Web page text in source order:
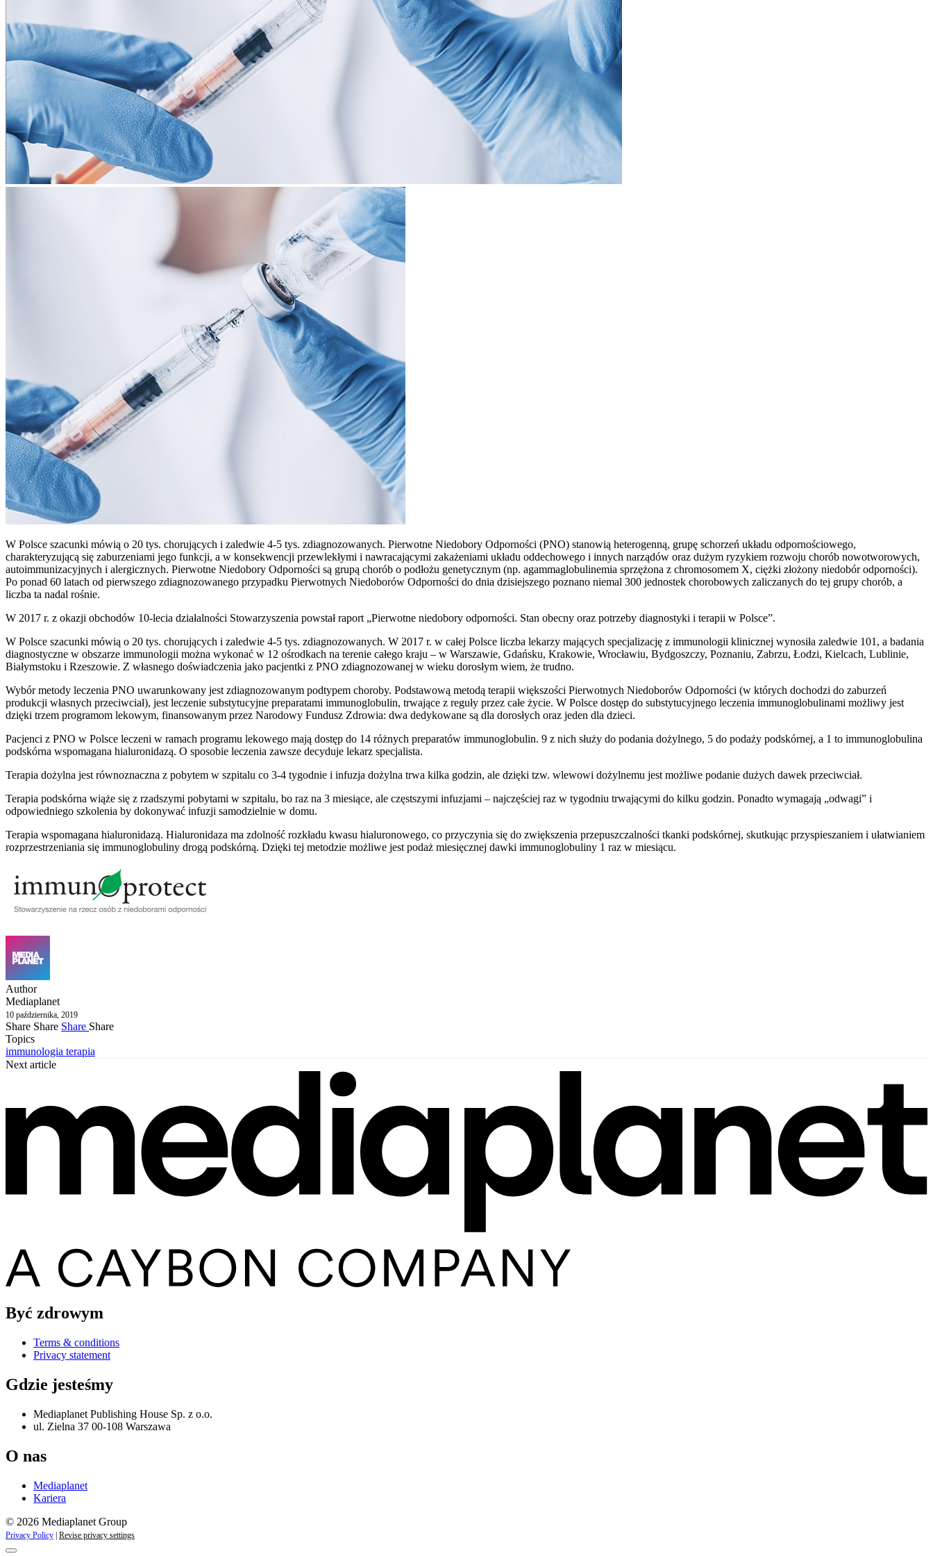
W Polsce szacunki mówią o 20 tys. chorujących i zaledwie 4-5 tys. zdiagnozowanych. Pierwotne Niedobory Odporności (PNO) stanowią heterogenną, grupę schorzeń układu odpornościowego,
charakteryzującą się zaburzeniami jego funkcji, a w konsekwencji przewlekłymi i nawracającymi zakażeniami układu oddechowego i innych narządów oraz dużym ryzykiem rozwoju chorób nowotworowych,
autoimmunizacyjnych i alergicznych. Pierwotne Niedobory Odporności są grupą chorób o podłożu genetycznym (np. agammaglobulinemia sprzężona z chromosomem X, ciężki złożony niedobór odporności).
Po ponad 60 latach od pierwszego zdiagnozowanego przypadku Pierwotnych Niedoborów Odporności do dnia dzisiejszego poznano niemal 300 jednostek chorobowych zaliczanych do tej grupy chorób, a
liczba ta nadal rośnie.
W 2017 r. z okazji obchodów 10-lecia działalności Stowarzyszenia powstał raport „Pierwotne niedobory odporności. Stan obecny oraz potrzeby diagnostyki i terapii w Polsce”.
W Polsce szacunki mówią o 20 tys. chorujących i zaledwie 4-5 tys. zdiagnozowanych. W 2017 r. w całej Polsce liczba lekarzy mających specjalizację z immunologii klinicznej wynosiła zaledwie 101, a badania
diagnostyczne w obszarze immunologii można wykonać w 12 ośrodkach na terenie całego kraju – w Warszawie, Gdańsku, Krakowie, Wrocławiu, Bydgoszczy, Poznaniu, Zabrzu, Łodzi, Kielcach, Lublinie,
Białymstoku i Rzeszowie. Z własnego doświadczenia jako pacjentki z PNO zdiagnozowanej w wieku dorosłym wiem, że trudno.
Wybór metody leczenia PNO uwarunkowany jest zdiagnozowanym podtypem choroby. Podstawową metodą terapii większości Pierwotnych Niedoborów Odporności (w których dochodzi do zaburzeń
produkcji własnych przeciwciał), jest leczenie substytucyjne preparatami immunoglobulin, trwające z reguły przez całe życie. W Polsce dostęp do substytucyjnego leczenia immunoglobulinami możliwy jest
dzięki trzem programom lekowym, finansowanym przez Narodowy Fundusz Zdrowia: dwa dedykowane są dla dorosłych oraz jeden dla dzieci.
Pacjenci z PNO w Polsce leczeni w ramach programu lekowego mają dostęp do 14 różnych preparatów immunoglobulin. 9 z nich służy do podania dożylnego, 5 do podaży podskórnej, a 1 to immunoglobulina
podskórna wspomagana hialuronidazą. O sposobie leczenia zawsze decyduje lekarz specjalista.
Terapia dożylna jest równoznaczna z pobytem w szpitalu co 3-4 tygodnie i infuzja dożylna trwa kilka godzin, ale dzięki tzw. wlewowi dożylnemu jest możliwe podanie dużych dawek przeciwciał.
Terapia podskórna wiąże się z rzadszymi pobytami w szpitalu, bo raz na 3 miesiące, ale częstszymi infuzjami – najczęściej raz w tygodniu trwającymi do kilku godzin. Ponadto wymagają „odwagi” i
odpowiedniego szkolenia by dokonywać infuzji samodzielnie w domu.
Terapia wspomagana hialuronidazą. Hialuronidaza ma zdolność rozkładu kwasu hialuronowego, co przyczynia się do zwiększenia przepuszczalności tkanki podskórnej, skutkując przyspieszaniem i ułatwianiem
rozprzestrzeniania się immunoglobuliny drogą podskórną. Dzięki tej metodzie możliwe jest podaż miesięcznej dawki immunoglobuliny 1 raz w miesiącu.
Author
Mediaplanet
10 października, 2019
Share Share Share Share
Topics
immunologia terapia
Next article
Być zdrowym
Terms & conditions
Privacy statement
Gdzie jesteśmy
Mediaplanet Publishing House Sp. z o.o.
ul. Zielna 37 00-108 Warszawa
O nas
Mediaplanet
Kariera
© 2026 Mediaplanet Group
Privacy Policy | Revise privacy settings